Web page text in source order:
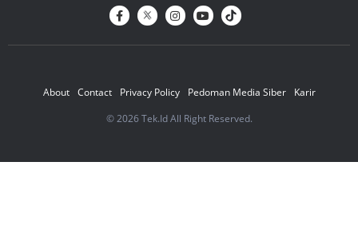
About Contact Privacy Policy Pedoman Media Siber
Karir
© 2026 Tek.Id All Right Reserved.